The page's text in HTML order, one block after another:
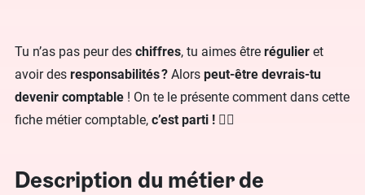
Tu n’as pas peur des chiffres, tu aimes être régulier et
avoir des responsabilités ? Alors peut-être devrais-tu
devenir comptable ! On te le présente comment dans cette
fiche métier comptable, c’est parti ! 💁‍♀️
Description du métier de